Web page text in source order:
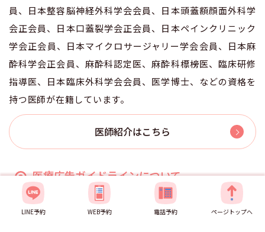
員、日本整容脳神経外科学会会員、日本頭蓋額顔面外科学
会正会員、日本口蓋裂学会正会員、日本ペインクリニック
学会正会員、日本マイクロサージャリー学会会員、日本麻
酔科学会正会員、麻酔科認定医、麻酔科標榜医、臨床研修
指導医、日本臨床外科学会会員、医学博士、などの資格を
持つ医師が在籍しています。
医師紹介はこちら
医療広告ガイドラインについて
TCB東京中央美容外科では、医師監修のもと「医療広告ガ
LINE予約 WEB予約 電話予約 ページトップへ